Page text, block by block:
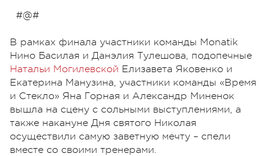
#@#
В рамках финала участники команды Monatik
Нино Басилая и Данэлия Тулешова, подопечные
Натальи Могилевской Елизавета Яковенко и
Екатерина Манузина, участники команды «Время
и Стекло» Яна Горная и Александр Миненок
вышла на сцену с сольными выступлениями, а
также накануне Дня святого Николая
осуществили самую заветную мечту – спели
вместе со своими тренерами.